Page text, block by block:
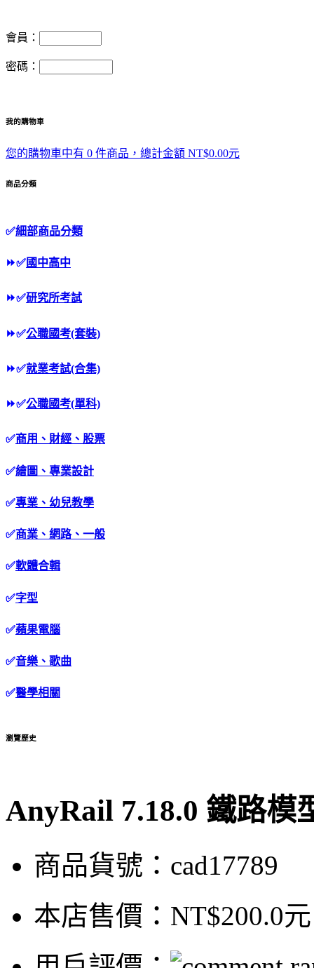
會員：
密碼：
我的購物車
您的購物車中有 0 件商品，總計金額 NT$0.00元
商品分類
✅細部商品分類
⏩✅國中高中
⏩✅研究所考試
⏩✅公職國考(套裝)
⏩✅就業考試(合集)
⏩✅公職國考(單科)
✅商用、財經、股票
✅繪圖、專業設計
✅專業、幼兒教學
✅商業、網路、一般
✅軟體合輯
✅字型
✅蘋果電腦
✅音樂、歌曲
✅醫學相關
瀏覽歷史
AnyRail 7.18.0 鐵路模
商品貨號：cad17789
本店售價： NT$200.0元